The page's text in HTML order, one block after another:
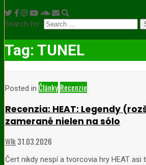
Search for:
Tag: TUNEL
Posted in Články Recenzie
Recenzia: HEAT: Legendy
zamerané nielen na sólo
Wlk31.03.2026
Čert nikdy nespí a tvorcovia hry HEAT asi